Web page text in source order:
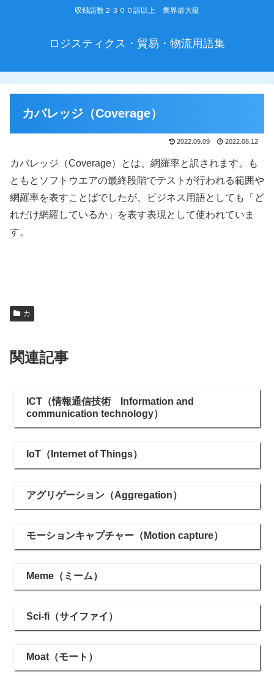
収録語数２３００語以上 業界最大級
ロジスティクス・貿易・物流用語集
カバレッジ（Coverage）
2022.09.09 2022.08.12
カバレッジ（Coverage）とは、網羅率と訳されます。も
ともとソフトウエアの最終段階でテストが行われる範囲や
網羅率を表すことばでしたが、ビジネス用語としても「ど
れだけ網羅しているか」を表す表現として使われていま
す。
カ
関連記事
ICT（情報通信技術 Information and
communication technology）
IoT（Internet of Things）
アグリゲーション（Aggregation）
モーションキャプチャー（Motion capture）
Meme（ミーム）
Sci-fi（サイファイ）
Moat（モート）